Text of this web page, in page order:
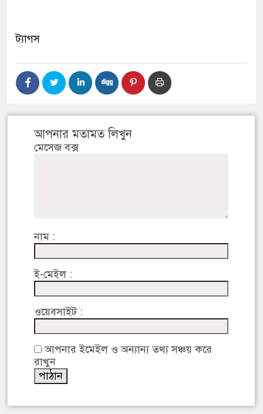
ট্যাগস
আপনার মতামত লিখুন
মেসেজ বক্স
নাম :
ই-মেইল :
ওয়েবসাইট :
আপনার ইমেইল ও অন্যান্য তথ্য সঞ্চয় করে
রাখুন